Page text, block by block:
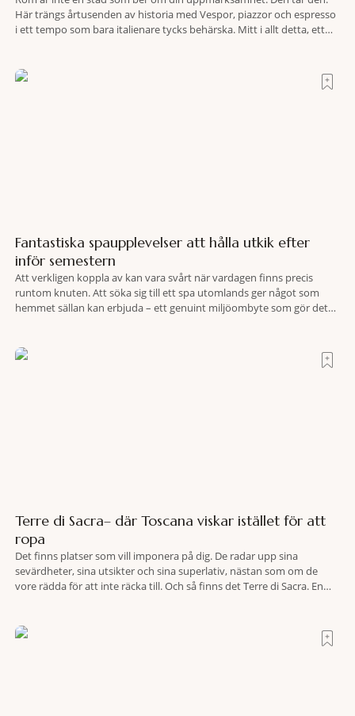
Här trängs årtusenden av historia med Vespor, piazzor och espresso
i ett tempo som bara italienare tycks behärska. Mitt i allt detta, ett
Fantastiska spaupplevelser att hålla utkik efter
inför semestern
Att verkligen koppla av kan vara svårt när vardagen finns precis
runtom knuten. Att söka sig till ett spa utomlands ger något som
hemmet sällan kan erbjuda – ett genuint miljöombyte som gör det
Terre di Sacra– där Toscana viskar istället för att
ropa
Det finns platser som vill imponera på dig. De radar upp sina
sevärdheter, sina utsikter och sina superlativ, nästan som om de
vore rädda för att inte räcka till. Och så finns det Terre di Sacra. En